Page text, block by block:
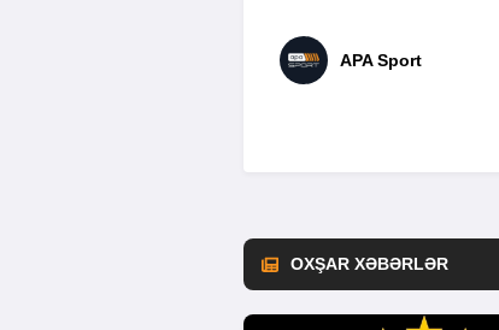
APA Sport
OXŞAR XƏBƏRLƏR